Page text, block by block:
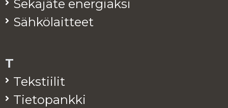
Se­ka­jä­te ener­giak­si
Säh­kö­lait­teet
T
Teks­tii­lit
Tie­to­pank­ki